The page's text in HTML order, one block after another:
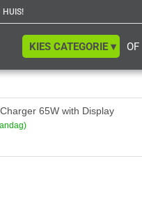
HUIS!
OF
KIES CATEGORIE ▾
65W with Display